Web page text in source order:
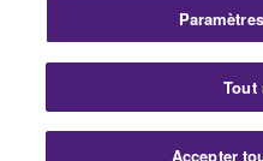
Nous contacter
Respect de la vie
©
Tout
Accepter